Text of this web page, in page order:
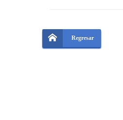
Regresar